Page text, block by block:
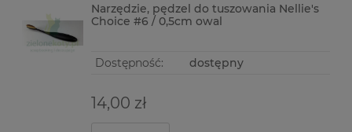
Narzędzie, pędzel do tuszowania Nellie's
Choice #6 / 0,5cm owal
Dostępność: dostępny
14,00 zł